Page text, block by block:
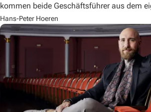
kommen beide Geschäftsführer aus dem
Hans-Peter Hoeren